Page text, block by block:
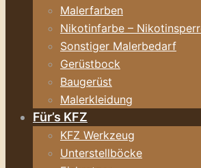
Malerfarben
Nikotinfarbe –
Sonstiger Malerbedarf
Gerüstbock
Baugerüst
Malerkleidung
Für’s KFZ
KFZ Werkzeug
Unterstellböcke